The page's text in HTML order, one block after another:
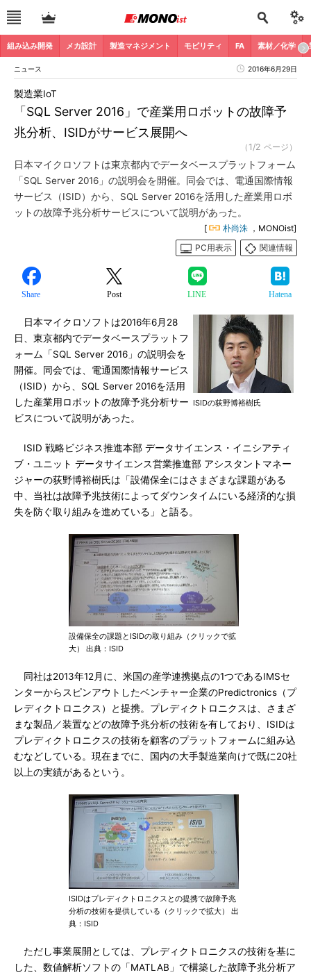
組み込み開発 メカ設計 製造マネジメント モビリティ FA 素材／化学
ニュース 2016年6月29日
「SQL Server 2016」で産業用ロボットの故障予
兆分析、ISIDがサービス展開へ
製造業IoT
（1/2 ページ）
日本マイクロソフトは東京都内でデータベースプラットフォーム
「SQL Server 2016」の説明会を開催。同会では、電通国際情報
サービス（ISID）から、SQL Server 2016を活用した産業用ロボ
ットの故障予兆分析サービスについて説明があった。
[ 朴尚洙 ，MONOist]
PC用表示
関連情報
Share Post LINE Hatena
ISIDの荻野博裕樹氏
日本マイクロソフトは2016年6月28
日、東京都内でデータベースプラットフ
ォーム「SQL Server 2016」の説明会を
開催。同会では、電通国際情報サービス
（ISID）から、SQL Server 2016を活用
した産業用ロボットの故障予兆分析サー
ビスについて説明があった。
ISID 戦略ビジネス推進本部 データサイエンス・イニシアティ
ブ・ユニット データサイエンス営業推進部 アシスタントマネー
ジャーの荻野博裕樹氏は「設備保全にはさまざまな課題がある
中、当社は故障予兆技術によってダウンタイムにいる経済的な損
失を防ぐ取り組みを進めている」と語る。
設備保全の課題とISIDの取り組み（クリックで拡
大） 出典：ISID
同社は2013年12月に、米国の産学連携拠点の1つであるIMSセ
ンターからスピンアウトしたベンチャー企業のPredictronics（プ
レディクトロニクス）と提携。プレディクトロニクスは、さまざ
まな製品／装置などの故障予兆分析の技術を有しており、ISIDは
プレディクトロニクスの技術を顧客のプラットフォームに組み込
むなどしている。現在までに、国内の大手製造業向けで既に20社
以上の実績があるという。
ISIDはプレディクトロニクスとの提携で故障予兆
分析の技術を提供している（クリックで拡大） 出
典：ISID
ただし事業展開としては、プレディクトロニクスの技術を基に
した、数値解析ソフトの「MATLAB」で構築した故障予兆分析ア